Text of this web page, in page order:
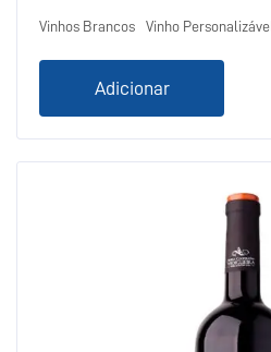
Vinhos Brancos Vinho Personalizável
Adicionar